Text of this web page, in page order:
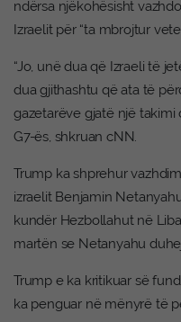
ndërsa njëkohësisht
Izraelit për “ta mbrojtur
“Jo, unë dua që Izraeli të
dua gjithashtu që ata të
gazetarëve gjatë një
G7-ës, shkruan cNN.
Trump ka shprehur
izraelit Benjamin
kundër Hezbollahut në
martën se Netanyahu
Trump e ka kritikuar së
ka penguar në mënyrë të